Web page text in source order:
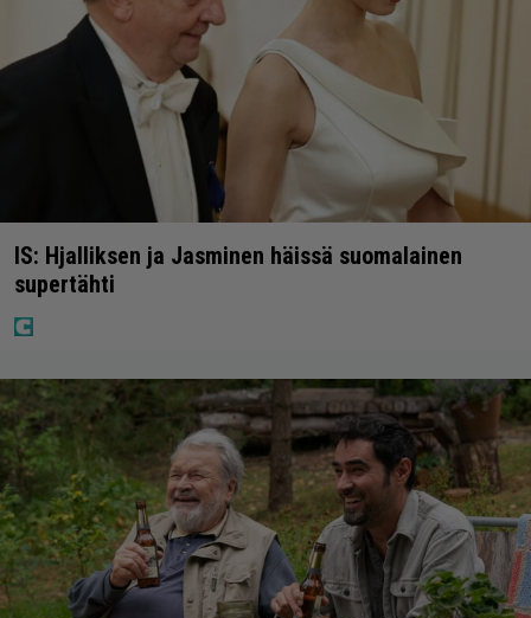
IS: Hjalliksen ja Jasminen häissä suomalainen
supertähti